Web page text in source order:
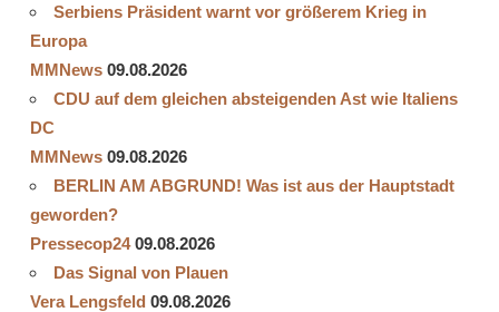
Serbiens Präsident warnt vor größerem Krieg in
Europa
MMNews 09.08.2026
CDU auf dem gleichen absteigenden Ast wie Italiens
DC
MMNews 09.08.2026
BERLIN AM ABGRUND! Was ist aus der Hauptstadt
geworden?
Pressecop24 09.08.2026
Das Signal von Plauen
Vera Lengsfeld 09.08.2026